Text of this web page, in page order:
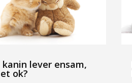
lever ensam,
ok?